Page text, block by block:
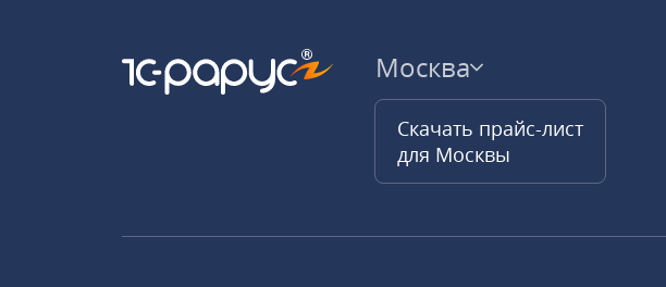
Москва
Скачать прайс-лист
для Москвы